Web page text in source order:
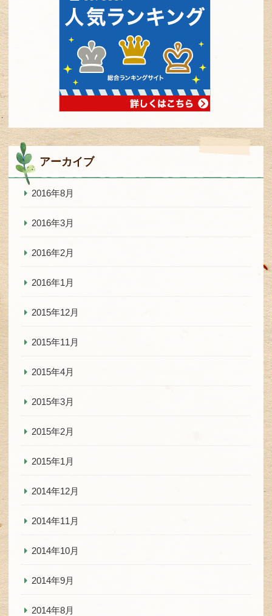
アーカイブ
2016年8月
2016年3月
2016年2月
2016年1月
2015年12月
2015年11月
2015年4月
2015年3月
2015年2月
2015年1月
2014年12月
2014年11月
2014年10月
2014年9月
2014年8月